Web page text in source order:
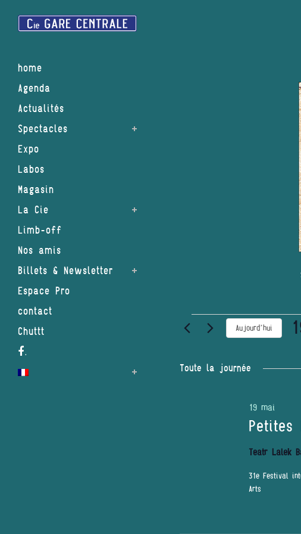
home
Agenda
Actualités
Spectacles
Expo
Labos
Magasin
La Cie
Limb-off
Nos amis
Billets & Newsletter
Espace Pro
contact
Chuttt
.
Évènements
19
Aujourd’hui
Toute la journée
Petites
19 mai
Teatr Lalek
31e Festival
Arts